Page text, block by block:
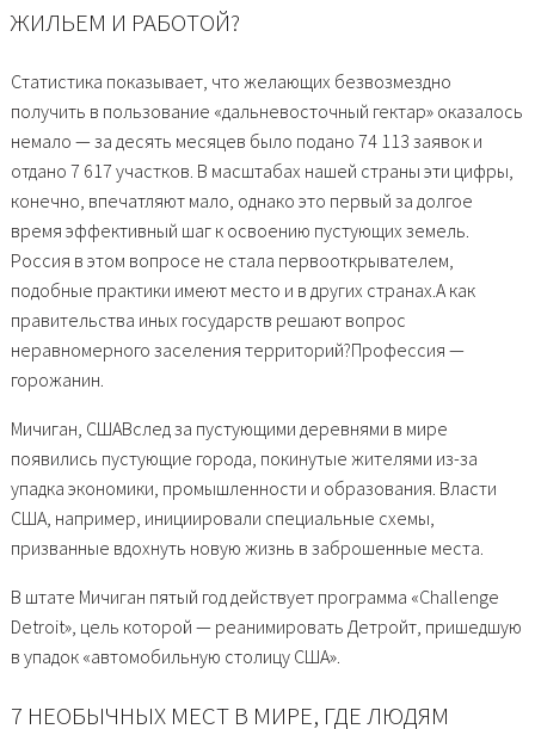
ЖИЛЬЕМ И РАБОТОЙ?
Статистика показывает, что желающих безвозмездно
получить в пользование «дальневосточный гектар» оказалось
немало — за десять месяцев было подано 74 113 заявок и
отдано 7 617 участков. В масштабах нашей страны эти цифры,
конечно, впечатляют мало, однако это первый за долгое
время эффективный шаг к освоению пустующих земель.
Россия в этом вопросе не стала первооткрывателем,
подобные практики имеют место и в других странах.А как
правительства иных государств решают вопрос
неравномерного заселения территорий?Профессия —
горожанин.
Мичиган, СШАВслед за пустующими деревнями в мире
появились пустующие города, покинутые жителями из-за
упадка экономики, промышленности и образования. Власти
США, например, инициировали специальные схемы,
призванные вдохнуть новую жизнь в заброшенные места.
В штате Мичиган пятый год действует программа «Challenge
Detroit», цель которой — реанимировать Детройт, пришедшую
в упадок «автомобильную столицу США».
7 НЕОБЫЧНЫХ МЕСТ В МИРЕ, ГДЕ ЛЮДЯМ